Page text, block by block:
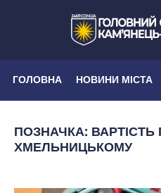
ГОЛОВНА НОВИНИ МІСТА
ПОЗНАЧКА: ВАРТІСТЬ
ХМЕЛЬНИЦЬКОМУ